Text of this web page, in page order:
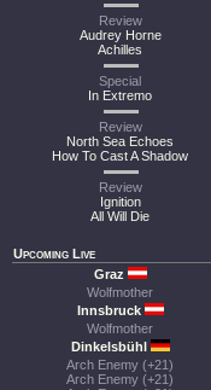
Review
Audrey Horne
Achilles
Special
In Extremo
Review
North Sea Echoes
How To Cast A Shadow
Review
Ignition
All Will Die
Upcoming Live
Graz
Wolfmother
Innsbruck
Wolfmother
Dinkelsbühl
Arch Enemy (+21)
Arch Enemy (+21)